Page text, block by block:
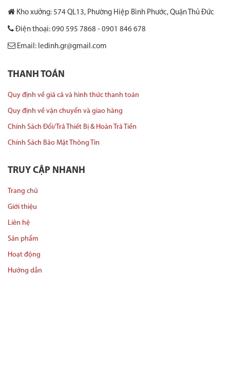
Kho xưởng: 574 QL13, Phường Hiệp Bình Phước, Quận Thủ Đức
Điện thoại: 090 595 7868 - 0901 846 678
Email: ledinh.gr@gmail.com
THANH TOÁN
Quy định về giá cả và hình thức thanh toán
Quy định về vận chuyển và giao hàng
Chính Sách Đổi/Trả Thiết Bị & Hoàn Trả Tiền
Chính Sách Bảo Mật Thông Tin
TRUY CẬP NHANH
Trang chủ
Giới thiệu
Liên hệ
Sản phẩm
Hoạt động
Hướng dẫn